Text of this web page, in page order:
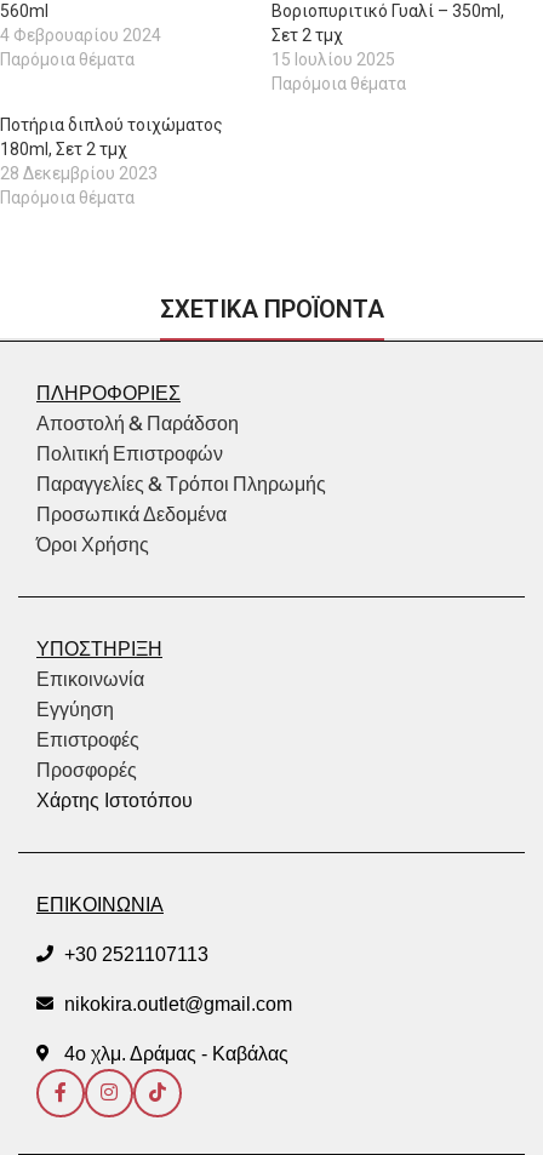
560ml
4 Φεβρουαρίου 2024
Παρόμοια θέματα
Βοριοπυριτικό Γυαλί – 350ml,
Σετ 2 τμχ
15 Ιουλίου 2025
Παρόμοια θέματα
Ποτήρια διπλού τοιχώματος
180ml, Σετ 2 τμχ
28 Δεκεμβρίου 2023
Παρόμοια θέματα
ΣΧΕΤΙΚΑ ΠΡΟΪΟΝΤΑ
ΠΛΗΡΟΦΟΡΙΕΣ
Αποστολή & Παράδσοη
Πολιτική Επιστροφών
Παραγγελίες & Τρόποι Πληρωμής
Προσωπικά Δεδομένα
Όροι Χρήσης
ΥΠΟΣΤΗΡΙΞΗ
Επικοινωνία
Εγγύηση
Επιστροφές
Προσφορές
Χάρτης Ιστοτόπου
ΕΠΙΚΟΙΝΩΝΙΑ
+30 2521107113
nikokira.outlet@gmail.com
4ο χλμ. Δράμας - Καβάλας